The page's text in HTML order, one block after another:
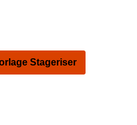
Stageriser